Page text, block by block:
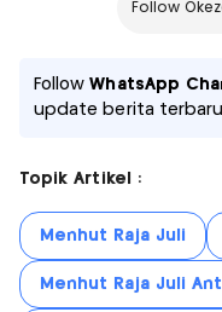
Follow
FollowWhatsApp
update berita
Topik Artikel :
Menhut Raja Juli
Menhut Raja Juli